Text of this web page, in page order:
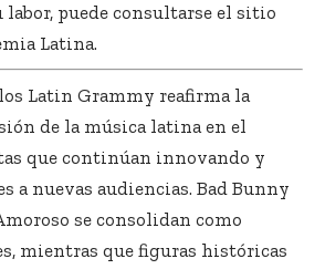
puede consultarse el sitio
Latina.
los Latin Grammy reafirma la
de la música latina en el
que continúan innovando y
a nuevas audiencias. Bad Bunny
se consolidan como
mientras que figuras históricas